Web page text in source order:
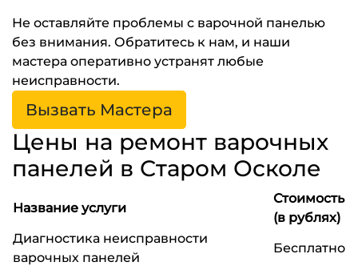
Не оставляйте проблемы с варочной панелью
без внимания. Обратитесь к нам, и наши
мастера оперативно устранят любые
неисправности.
Вызвать Мастера
Цены на ремонт варочных
панелей в Старом Осколе
Название услуги
Стоимость
(в рублях)
Диагностика неисправности
варочных панелей
Бесплатно